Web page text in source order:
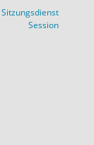
Sitzungsdienst
Session(Wird in